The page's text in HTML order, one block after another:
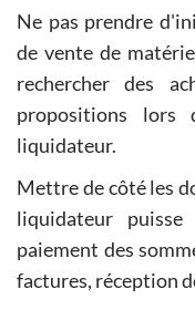
Ne pas prendre
de vente de
rechercher des
propositions lors
liquidateur.
Mettre de côté les
liquidateur
paiement des
factures, réception